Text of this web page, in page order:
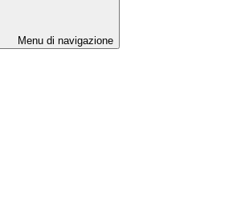
Menu di navigazione